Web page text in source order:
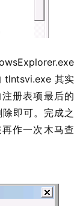
tlntsvi.exe 其实
册表项最后的
即可。完成之
作一次木马查